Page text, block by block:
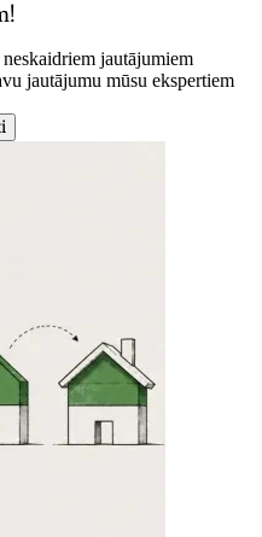
neskaidriem jautājumiem
jautājumu mūsu ekspertiem